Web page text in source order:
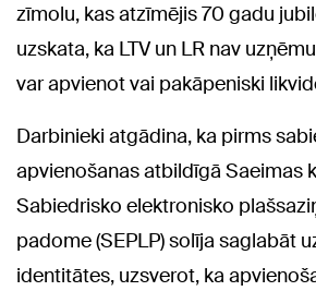
zīmolu, kas atzīmējis 70 gadu
uzskata, ka LTV un LR nav
var apvienot vai pakāpeniski
Darbinieki atgādina, ka pirms
apvienošanas atbildīgā Saeimas
Sabiedrisko elektronisko
padome (SEPLP) solīja saglabāt
identitātes, uzsverot, ka